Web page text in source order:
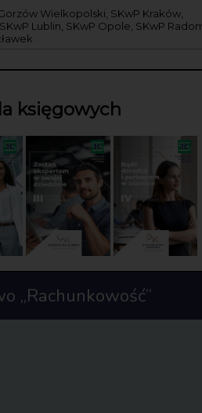
Wielkopolski, SKwP Kraków,
Lublin, SKwP Opole, SKwP
księgowych
„Rachunkowość”